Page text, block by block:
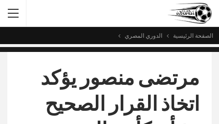
الصفحة الرئيسية الدوري المصري
مرتضى منصور يؤكد
اتخاذ القرار الصحيح